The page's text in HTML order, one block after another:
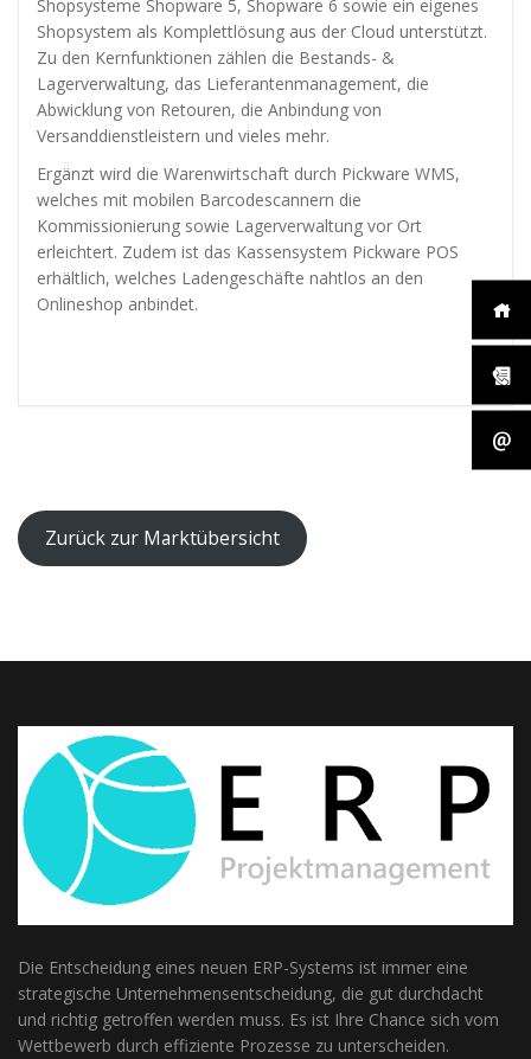
Shopsysteme Shopware 5, Shopware 6 sowie ein eigenes
Shopsystem als Komplettlösung aus der Cloud unterstützt.
Zu den Kernfunktionen zählen die Bestands- &
Lagerverwaltung, das Lieferantenmanagement, die
Abwicklung von Retouren, die Anbindung von
Versanddienstleistern und vieles mehr.
Ergänzt wird die Warenwirtschaft durch Pickware WMS,
welches mit mobilen Barcodescannern die
Kommissionierung sowie Lagerverwaltung vor Ort
erleichtert. Zudem ist das Kassensystem Pickware POS
erhältlich, welches Ladengeschäfte nahtlos an den
Onlineshop anbindet.
Zurück zur Marktübersicht
Die Entscheidung eines neuen ERP-Systems ist immer eine
strategische Unternehmensentscheidung, die gut durchdacht
und richtig getroffen werden muss. Es ist Ihre Chance sich vom
Wettbewerb durch effiziente Prozesse zu unterscheiden.
Cookies
ablehnen,
werden
einige
Funktionen
auf der
nicht mehr
verfügbar
sein.
Marketing
Dies erfolgt auch
außerhalb unserer
Drittanbietern (wie
(pseudonymisierte)
Daten Ihres
Surfverhaltens an
weitergegeben und
von ihnen
ausgewertet und